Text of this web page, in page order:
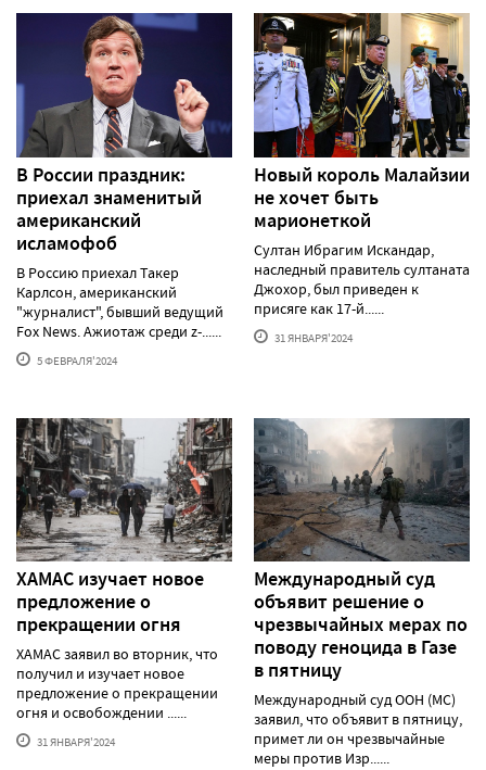
В России праздник:
приехал знаменитый
американский
исламофоб
В Россию приехал Такер
Карлсон, американский
"журналист", бывший ведущий
Fox News. Ажиотаж среди z-......
5 ФЕВРАЛЯ'2024
Новый король Малайзии
не хочет быть
марионеткой
Султан Ибрагим Искандар,
наследный правитель султаната
Джохор, был приведен к
присяге как 17-й......
31 ЯНВАРЯ'2024
ХАМАС изучает новое
предложение о
прекращении огня
ХАМАС заявил во вторник, что
получил и изучает новое
предложение о прекращении
огня и освобождении ......
31 ЯНВАРЯ'2024
Международный суд
объявит решение о
чрезвычайных мерах по
поводу геноцида в Газе
в пятницу
Международный суд ООН (МС)
заявил, что объявит в пятницу,
примет ли он чрезвычайные
меры против Изр......